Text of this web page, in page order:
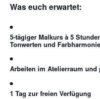
Was euch erwartet:
5-tägiger Malkurs à 5
Tonwerten und
Arbeiten im Atelierraum und
1 Tag zur freien Verfügung